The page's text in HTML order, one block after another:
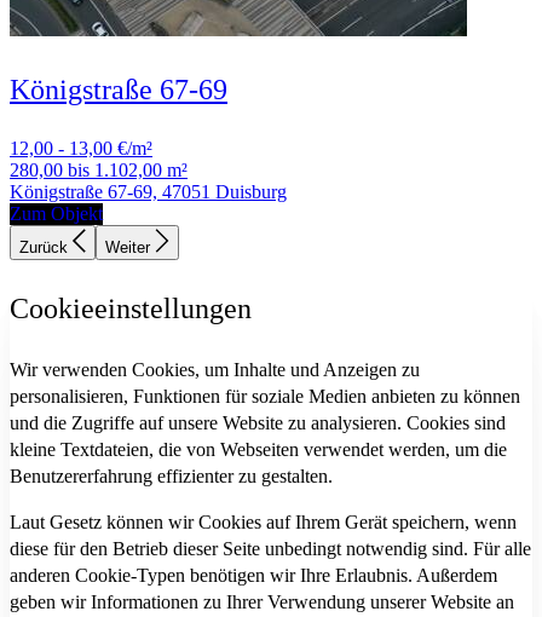
Königstraße 67-69
12,00 - 13,00 €/m²
280,00 bis 1.102,00 m²
Königstraße 67-69, 47051 Duisburg
Zum Objekt
Zurück Weiter
Cookieeinstellungen
Wir verwenden Cookies, um Inhalte und Anzeigen zu
personalisieren, Funktionen für soziale Medien anbieten zu können
und die Zugriffe auf unsere Website zu analysieren. Cookies sind
kleine Textdateien, die von Webseiten verwendet werden, um die
Benutzererfahrung effizienter zu gestalten.
Laut Gesetz können wir Cookies auf Ihrem Gerät speichern, wenn
diese für den Betrieb dieser Seite unbedingt notwendig sind. Für alle
anderen Cookie-Typen benötigen wir Ihre Erlaubnis. Außerdem
geben wir Informationen zu Ihrer Verwendung unserer Website an